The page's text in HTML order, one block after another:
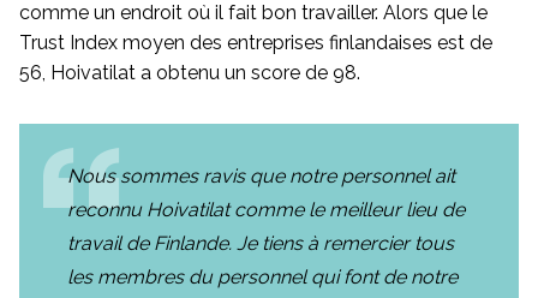
comme un endroit où il fait bon travailler. Alors que le
Trust Index moyen des entreprises finlandaises est de
56, Hoivatilat a obtenu un score de 98.
Nous sommes ravis que notre personnel ait
reconnu Hoivatilat comme le meilleur lieu de
travail de Finlande. Je tiens à remercier tous
les membres du personnel qui font de notre